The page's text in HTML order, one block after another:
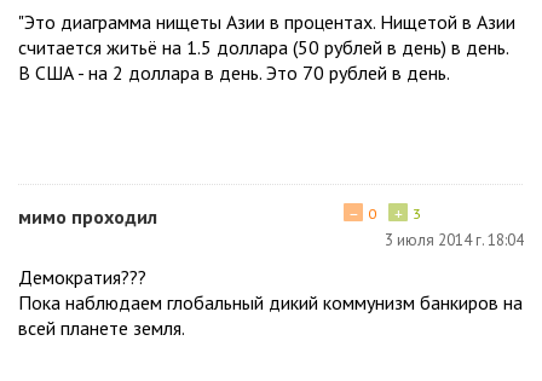
"Это диаграмма нищеты Азии в процентах. Нищетой в Азии
считается житьё на 1.5 доллара (50 рублей в день) в день.
В США - на 2 доллара в день. Это 70 рублей в день.
мимо проходил + 3
− 0
3 июля 2014 г. 18:04
Демократия???
Пока наблюдаем глобальный дикий коммунизм банкиров на
всей планете земля.